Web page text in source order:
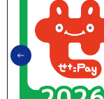
前のスライド